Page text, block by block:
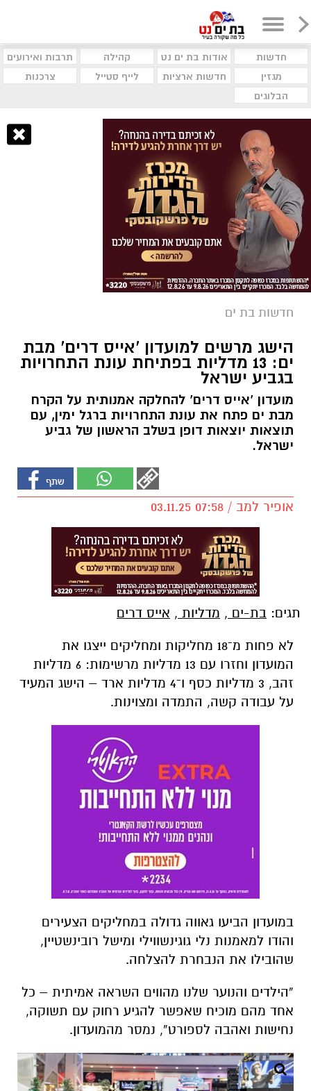
חדשות אודות בת ים נט קהילה
תרבות ואירועים
מגזין
חדשות ארציות לייף סטייל
צרכנות
הבלוגים
חדשות בת ים
הישג מרשים למועדון ‘אייס דרים’ מבת
ים: 13 מדליות בפתיחת עונת התחרויות
בגביע ישראל
מועדון ‘אייס דרים’ להחלקה אמנותית על הקרח
מבת ים פתח את עונת התחרויות ברגל ימין, עם
תוצאות יוצאות דופן בשלב הראשון של גביע
ישראל.
אופיר למב / 07:58 03.11.25
תגים: בת-ים , מדליות , אייס דרים
לא פחות מ־18 מחליקות ומחליקים ייצגו את
המועדון וחזרו עם 13 מדליות מרשימות:
6 מדליות
זהב, 3 מדליות כסף ו־4 מדליות ארד
– הישג המעיד
על עבודה קשה, התמדה ומצוינות.
במועדון הביעו גאווה גדולה במחליקים הצעירים
והודו למאמנות נלי גוגינשווילי ומישל רובינשטיין,
שהובילו את הנבחרת להצלחה.
“הילדים והנוער שלנו מהווים השראה אמיתית – כל
אחד מהם מוכיח שאפשר להגיע רחוק עם תשוקה,
נחישות ואהבה לספורט”, נמסר מהמועדון.